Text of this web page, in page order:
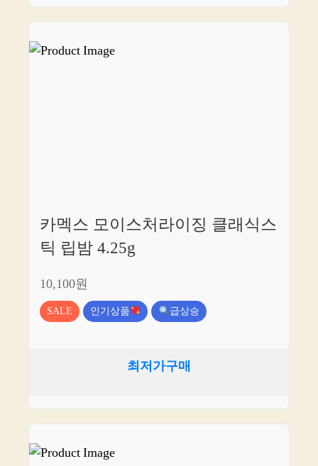
카멕스 모이스처라이징 클래식스
틱 립밤 4.25g
10,100원
SALE 인기상품 급상승
최저가구매